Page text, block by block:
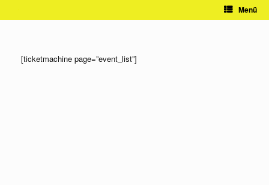
Menü
[ticketmachine page=”event_list”]